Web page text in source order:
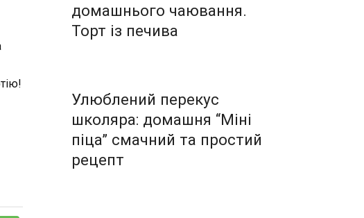
домашнього чаювання.
Торт із печива
Улюблений перекус
школяра: домашня “Міні
піца” смачний та простий
рецепт